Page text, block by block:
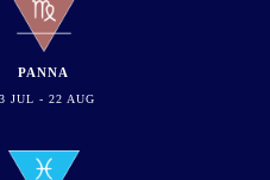
PANNA
JUL - 22 AUG